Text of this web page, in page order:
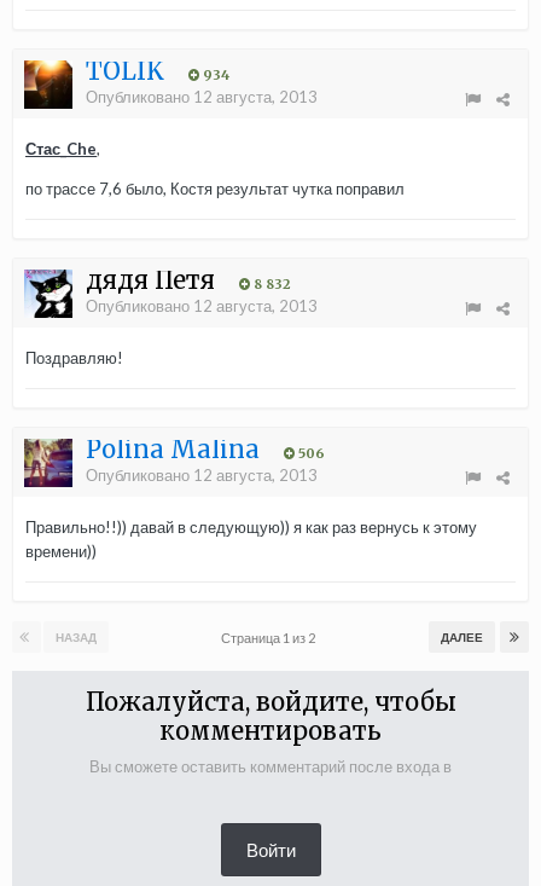
TOLIK 934
Опубликовано 12 августа, 2013
Стас_Che,
по трассе 7,6 было, Костя результат чутка поправил
дядя Петя 8 832
Опубликовано 12 августа, 2013
Поздравляю!
Polina Malina 506
Опубликовано 12 августа, 2013
Правильно!!)) давай в следующую)) я как раз вернусь к этому
времени))
НАЗАД ДАЛЕЕ
Страница 1 из 2
Пожалуйста, войдите, чтобы
комментировать
Вы сможете оставить комментарий после входа в
Войти